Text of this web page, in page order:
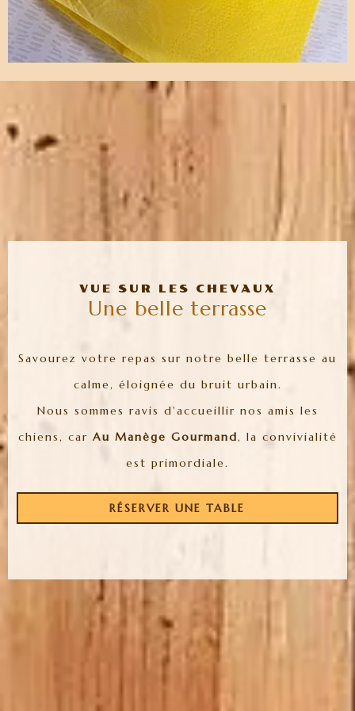
VUE SUR LES CHEVAUX
Une belle terrasse
Savourez votre repas sur notre belle terrasse au
calme, éloignée du bruit urbain.
Nous sommes ravis d'accueillir nos amis les
chiens, car Au Manège Gourmand, la convivialité
est primordiale.
RÉSERVER UNE TABLE